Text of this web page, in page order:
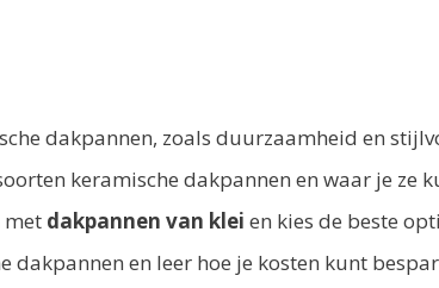
dakpannen, zoals duurzaamheid en
keramische dakpannen en waar je ze
met dakpannen van klei en kies de beste
dakpannen en leer hoe je kosten kunt